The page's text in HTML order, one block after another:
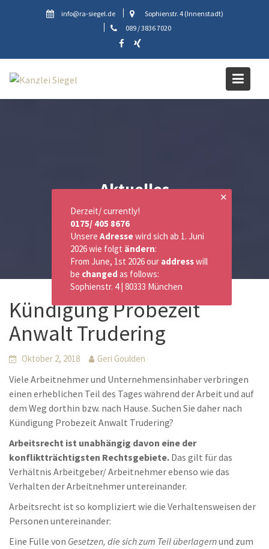
info@ra-siegel.de
Sophienstr. 4 (Innenstadt)
089 / 3836 7020
Aktuelles
Kündigung Probezeit
Anwalt Trudering
Oktober 2, 2018 Geri Goulden
Viele Arbeitnehmer und Unternehmensinhaber verbringen
einen erheblichen Teil des Tages während der Arbeit und auf
dem Weg dorthin bzw. nach Hause. Suchen Sie daher nach
Kündigung Probezeit Anwalt Trudering?
Arbeitsrecht ist unabhängig davon eine der
konfliktträchtigsten Rechtsgebiete. Das gilt für das
Verhältnis Arbeitgeber/ Arbeitnehmer ebenso wie das
Verhalten der Arbeitnehmer untereinander.
Arbeitsrecht ist so kompliziert wie die Verhaltensweisen der
Personen untereinander:
Eine Fülle von Gesetzen, die sich zum Teil überlagernund zum
✕
Derzeit/ currently!
0175/ 405 8676
Unsere Adressewird sich ab 1. Juni
2026 wie folgt ändern:
From June, 1st 2026 our addresswill
be changed as follows:
Sophienstr. 4 | 80333 München